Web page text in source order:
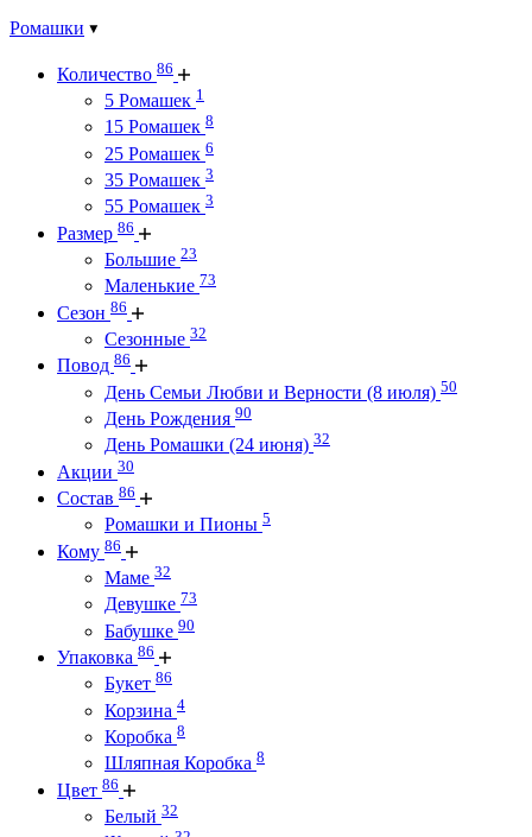
Ромашки
Количество 86
5 Ромашек 1
15 Ромашек 8
25 Ромашек 6
35 Ромашек 3
55 Ромашек 3
Размер 86
Большие 23
Маленькие 73
Сезон 86
Сезонные 32
Повод 86
День Семьи Любви и Верности (8 июля) 50
День Рождения 90
День Ромашки (24 июня) 32
Акции 30
Состав 86
Ромашки и Пионы 5
Кому 86
Маме 32
Девушке 73
Бабушке 90
Упаковка 86
Букет 86
Корзина 4
Коробка 8
Шляпная Коробка 8
Цвет 86
Белый 32